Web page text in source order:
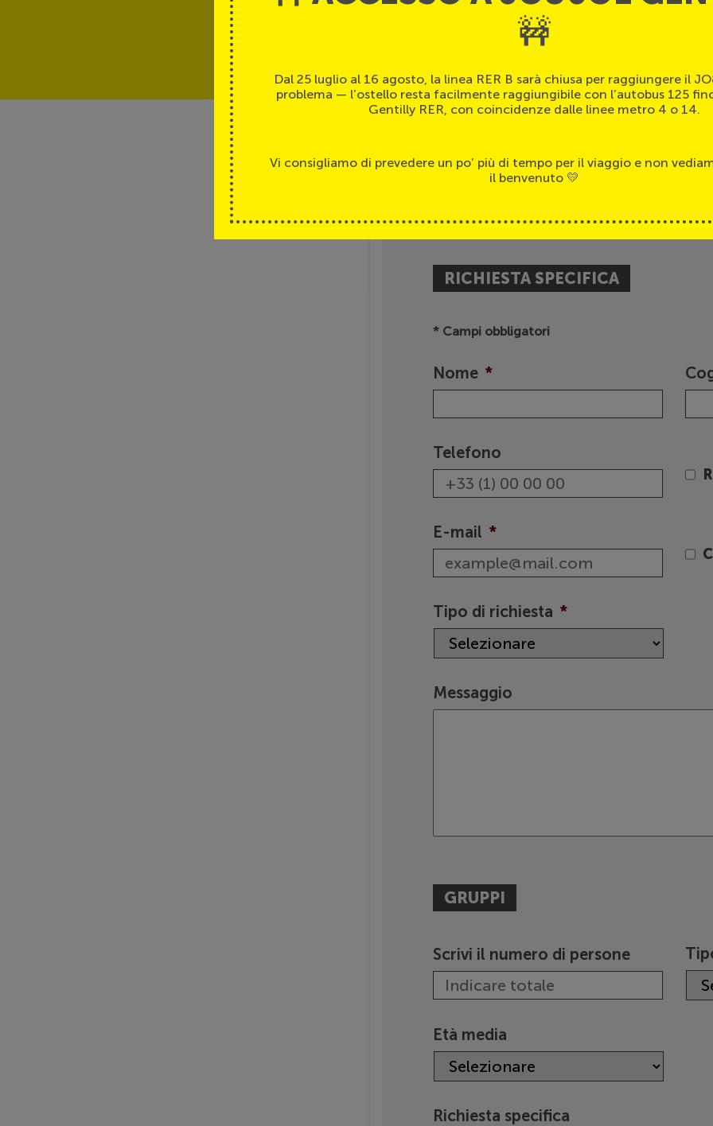
piedi da noi.
Una richiesta
RICHIESTA SPECIFICA
* Campi obbligatori
Nome *
Telefono
E-mail *
Tipo di richiesta *
Messaggio
GRUPPI
Scrivi il numero di persone
Età media
Richiesta specifica
🚧
Dal 25 luglio al 16 agosto, la linea RER B sarà chiusa per raggiungere il
problema — l’ostello resta facilmente raggiungibile con l’autobus 125
Gentilly RER, con coincidenze dalle linee metro 4 o 14.
Vi consigliamo di prevedere un po’ più di tempo per il viaggio e non
il benvenuto 💛